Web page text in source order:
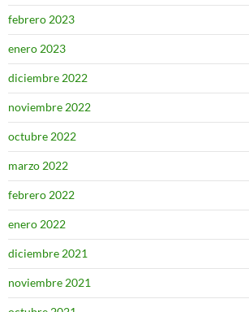
febrero 2023
enero 2023
diciembre 2022
noviembre 2022
octubre 2022
marzo 2022
febrero 2022
enero 2022
diciembre 2021
noviembre 2021